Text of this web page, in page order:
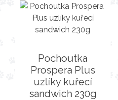
Pochoutka
Prospera Plus
uzlíky kuřecí
sandwich 230g